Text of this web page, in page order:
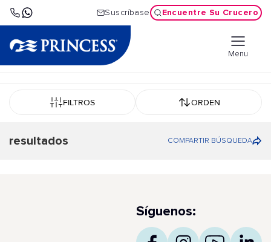
Suscríbase Encuentre Su Crucero
Menu
FILTROS ORDEN
resultados COMPARTIR BÚSQUEDA
Síguenos: